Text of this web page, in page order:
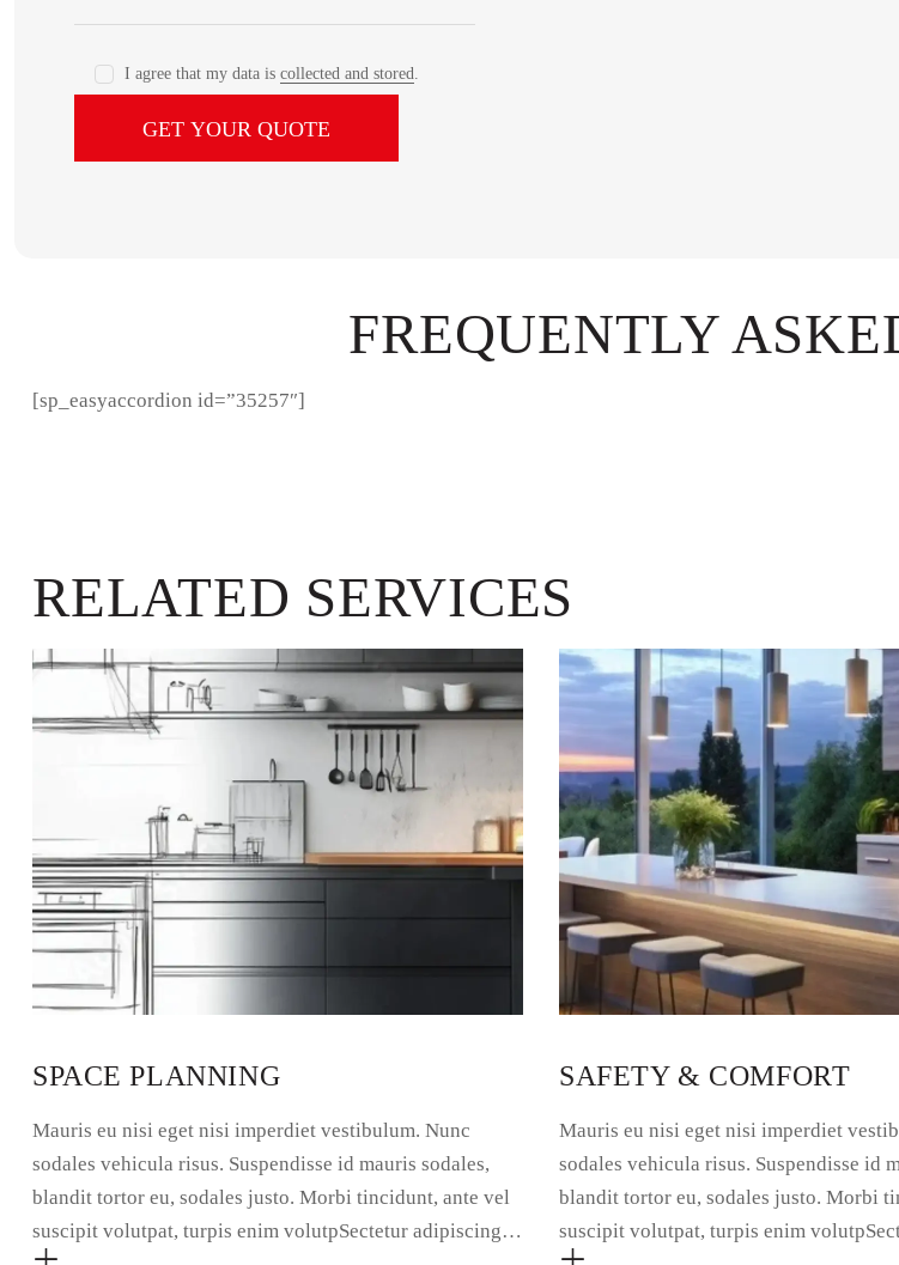
I agree that my data iscollected and stored.
FREQUENTLY
[sp_easyaccordion id=”35257″]
RELATED SERVICES
SPACE PLANNING
Mauris eu nisi eget nisi imperdiet vestibulum. Nunc
sodales vehicula risus. Suspendisse id mauris sodales,
blandit tortor eu, sodales justo. Morbi tincidunt, ante vel
suscipit volutpat, turpis enim volutpSectetur adipiscing…
SAFETY & COMFORT
Mauris eu nisi eget nisi imperdiet
sodales vehicula risus. Suspendisse id
blandit tortor eu, sodales justo. Morbi
suscipit volutpat, turpis enim